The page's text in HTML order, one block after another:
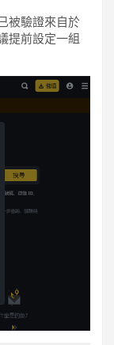
被驗證來自於
提前設定一組